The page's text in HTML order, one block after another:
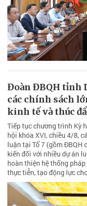
Đoàn ĐBQH tỉnh
các chính sách
kinh tế và thúc
Tiếp tục chương trình Kỳ
hội khóa XVI, chiều 4/8,
luận tại Tổ 7 (gồm ĐBQH
kiến đối với nhiều dự án
hoàn thiện hệ thống
thực tiễn, tạo động lực